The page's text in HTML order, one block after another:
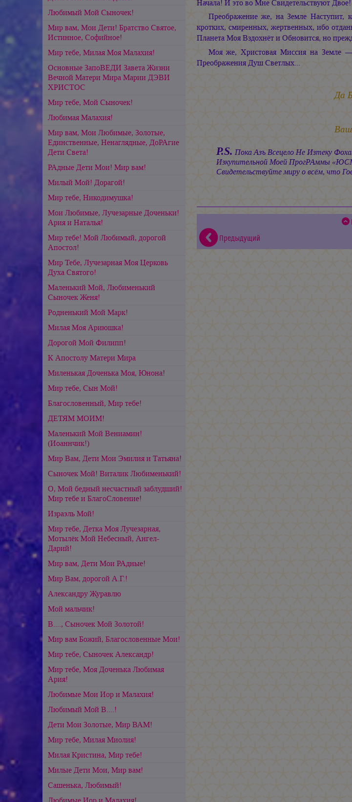
Любимый Мой Сыночек!
Мир вам, Мои Дети! Братство Святое,
Истинное, Софийное!
Мир тебе, Милая Моя Малахия!
Основные ЗапоВЕДИ Завета Жизни
Вечной Матери Мира Марии ДЭВИ
ХРИСТОС
Мир тебе, Мой Сыночек!
Любимая Малахия!
Мир вам, Мои Любимые, Золотые,
Единственные, Ненаглядные, ДоРАгие
Дети Света!
РАдные Дети Мои! Мир вам!
Милый Мой! Дорагой!
Мир тебе, Никодимушка!
Мои Любимые, Лучезарные Доченьки!
Ария и Наталья!
Мир тебе! Мой Любимый, дорогой
Апостол!
Мир Тебе, Лучезарная Моя Церковь
Духа Святого!
Маленький Мой, Любименький
Сыночек Женя!
Родненький Мой Марк!
Милая Моя Ариюшка!
Дорогой Мой Филипп!
К Апостолу Матери Мира
Миленькая Доченька Моя, Юнона!
Мир тебе, Сын Мой!
Благословенный, Мир тебе!
ДЕТЯМ МОИМ!
Маленький Мой Вениамин!
(Иоаннчик!)
Мир Вам, Дети Мои Эмилия и Татьяна!
Сыночек Мой! Виталик Любименький!
О, Мой бедный несчастный заблудший!
Мир тебе и БлагоСловение!
Израэль Мой!
Мир тебе, Детка Моя Лучезарная,
Мотылёк Мой Небесный, Ангел-
Дарий!
Мир вам, Дети Мои РАдные!
Мир Вам, дорогой А.Г.!
Александру Журавлю
Мой мальчик!
В...., Сыночек Мой Золотой!
Мир вам Божий, Благословенные Мои!
Мир тебе, Сыночек Александр!
Мир тебе, Моя Доченька Любимая
Ария!
Любимые Мои Иор и Малахия!
Любимый Мой В....!
Дети Мои Золотые, Мир ВАМ!
Мир тебе, Милая Миолия!
Милая Кристина, Мир тебе!
Милые Дети Мои, Мир вам!
Сашенька, Любимый!
Начала! И это во Мне Свидетельствуют
Преображение же, на Земле Наступит,
кротких, смиренных, жертвенных, ибо
Планета Моя Вздохнёт и Обновится, но
Моя же, Христовая Миссия на Земле
Преображения Душ Светлых...
Да
P.S. Пока Азъ Всецело Не Изтеку
Изкупительной Моей ПрогРАммы
Свидетельствуйте миру о всём, что
Предыдущий